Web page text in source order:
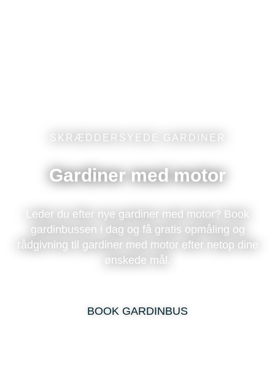
SKRÆDDERSYEDE GARDINER
Gardiner med motor
Leder du efter nye gardiner med motor? Book
gardinbussen i dag og få gratis opmåling og
rådgivning til gardiner med motor efter netop dine
ønskede mål.
BOOK GARDINBUS